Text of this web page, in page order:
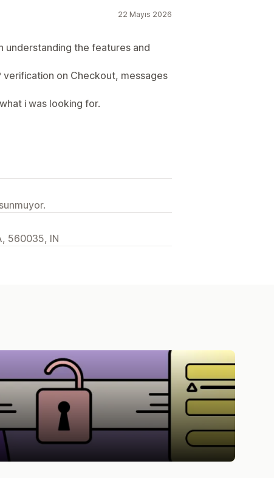
22 Mayıs 2026
understanding the features and
verification on Checkout, messages
i was looking for.
560035, IN